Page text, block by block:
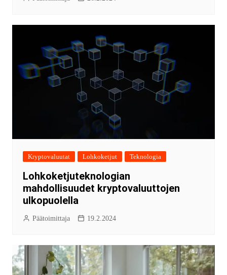
Kryptovaluutat Lohkoketjut Teknologia
Lohkoketjuteknologian
mahdollisuudet kryptovaluuttojen
ulkopuolella
Päätoimittaja 19.2.2024